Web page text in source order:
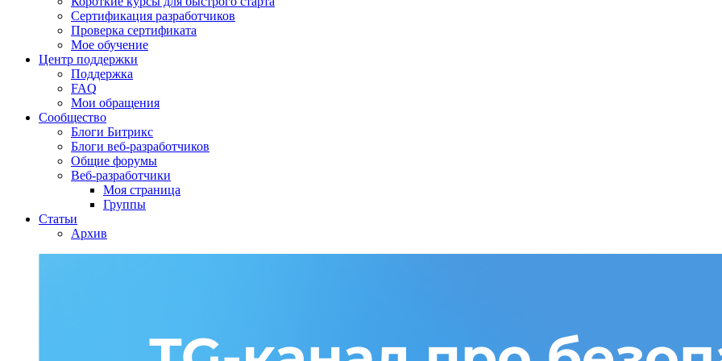
Сертификация разработчиков
Проверка сертификата
Мое обучение
Центр поддержки
Поддержка
FAQ
Мои обращения
Сообщество
Блоги Битрикс
Блоги веб-разработчиков
Общие форумы
Веб-разработчики
Моя страница
Группы
Статьи
Архив